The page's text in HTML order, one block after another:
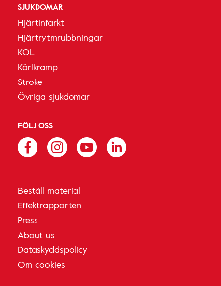
SJUKDOMAR
Hjärtinfarkt
Hjärtrytmrubbningar
KOL
Kärlkramp
Stroke
Övriga sjukdomar
FÖLJ OSS
Beställ material
Effektrapporten
Press
About us
Dataskyddspolicy
Om cookies